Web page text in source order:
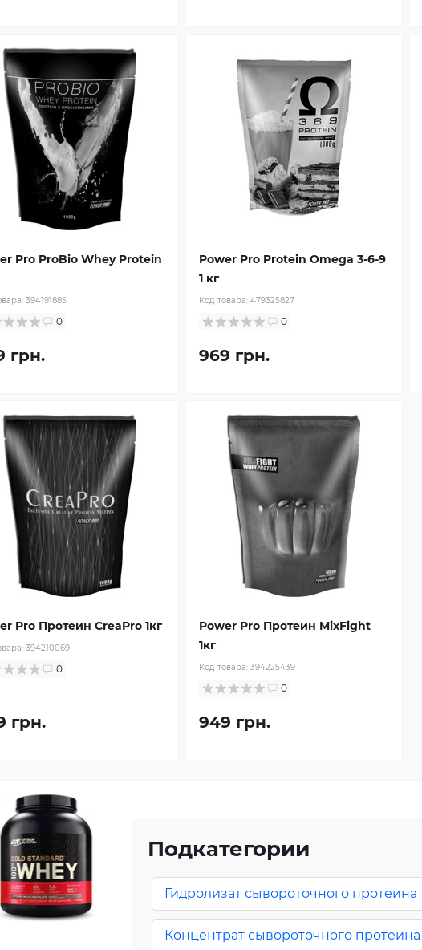
Pro ProBio Whey Protein
394191885
0
грн.
Power Pro Protein Omega 3-6-9
1 кг
Код товара: 479325827
0
969 грн.
Pro Протеин CreaPro 1кг
394210069
0
грн.
Power Pro Протеин MixFight
1кг
Код товара: 394225439
0
949 грн.
Подкатегории
Гидролизат сывороточного протеина
Концентрат сывороточного протеина